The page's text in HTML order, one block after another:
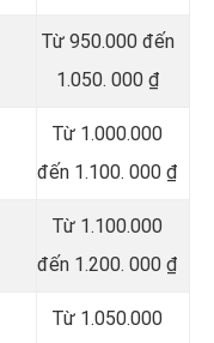
Từ 950.000 đến
1.050. 000 ₫
Từ 1.000.000
đến 1.100. 000 ₫
Từ 1.100.000
đến 1.200. 000 ₫
Từ 1.050.000